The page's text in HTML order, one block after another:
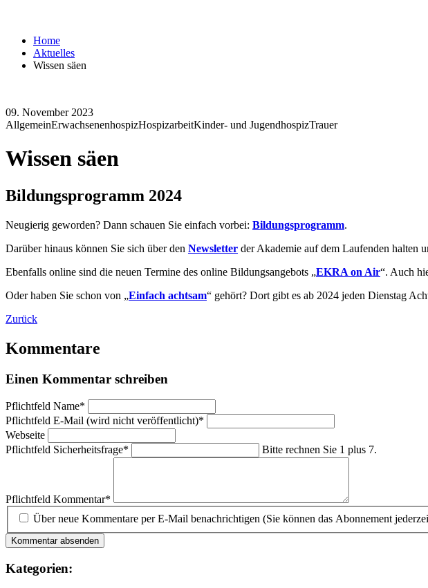
Home
Aktuelles
Wissen säen
09. November 2023
AllgemeinErwachsenenhospizHospizarbeitKinder- und JugendhospizTrauer
Wissen säen
Bildungsprogramm 2024
Neugierig geworden? Dann schauen Sie einfach vorbei: Bildungsprogramm.
Darüber hinaus können Sie sich über den Newsletter der Akademie auf dem Laufenden halten
Ebenfalls online sind die neuen Termine des online Bildungsangebots „EKRA on Air“. Auch
Oder haben Sie schon von „Einfach achtsam“ gehört? Dort gibt es ab 2024 jeden Dienstag
Zurück
Kommentare
Einen Kommentar schreiben
Pflichtfeld Name*
Pflichtfeld E-Mail (wird nicht veröffentlicht)*
Webseite
Pflichtfeld Sicherheitsfrage* Bitte rechnen Sie 1 plus 7.
Pflichtfeld Kommentar*
Über neue Kommentare per E-Mail benachrichtigen (Sie können das Abonnement
Kommentar absenden
Kategorien: